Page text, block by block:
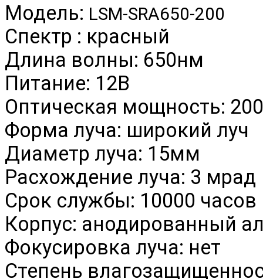
Модель: LSM-SRА650-200
Спектр : красный
Длина волны: 650нм
Питание: 12В
Оптическая мощность:
Форма луча: широкий луч
Диаметр луча: 15мм
Расхождение луча: 3 мрад
Срок службы: 10000 часов
Корпус: анодированный
Фокусировка луча: нет
Степень